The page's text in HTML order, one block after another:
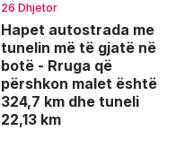
26 Dhjetor
Hapet autostrada me
tunelin më të gjatë në
botë - Rruga që
përshkon malet është
324,7 km dhe tuneli
22,13 km